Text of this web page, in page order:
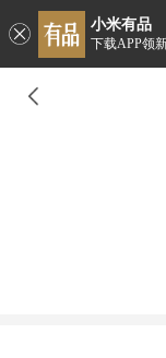
小米有品
下载APP领